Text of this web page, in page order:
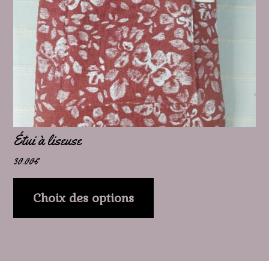
Étui à liseuse
30.00€
Choix des options
options
peuvent
choisies
page
du
produit